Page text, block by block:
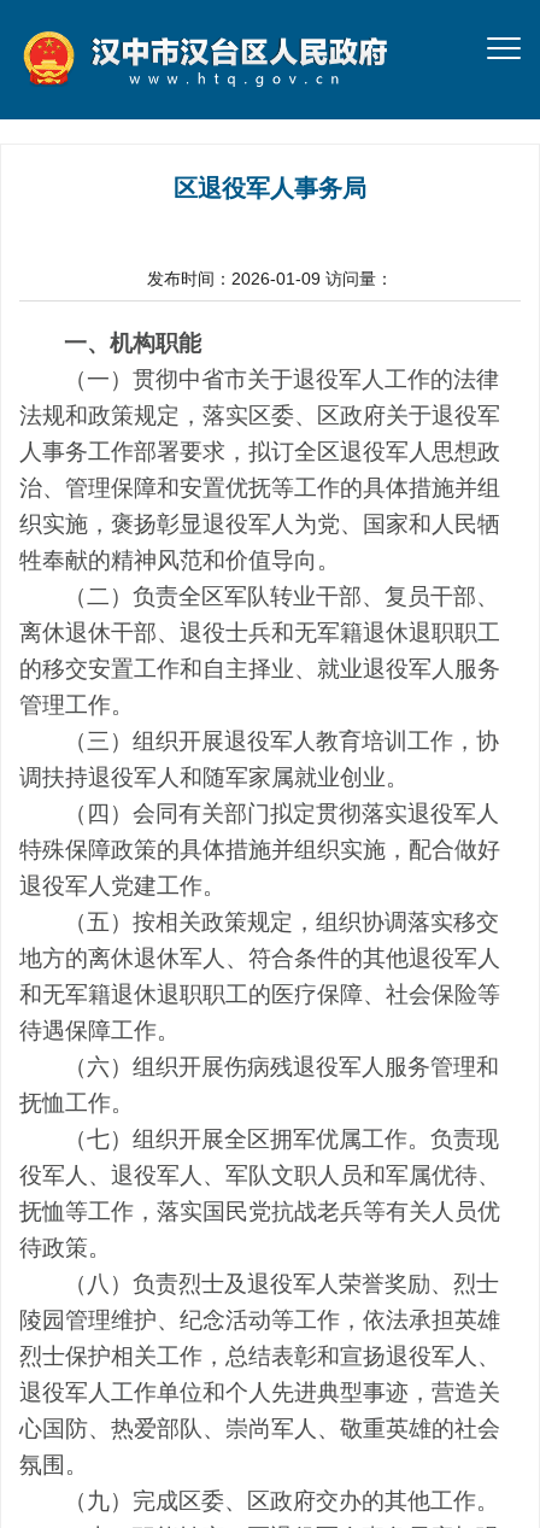
区退役军人事务局
发布时间：2026-01-09 访问量：
一、机构职能
（一）贯彻中省市关于退役军人工作的法律
法规和政策规定，落实区委、区政府关于退役军
人事务工作部署要求，拟订全区退役军人思想政
治、管理保障和安置优抚等工作的具体措施并组
织实施，褒扬彰显退役军人为党、国家和人民牺
牲奉献的精神风范和价值导向。
（二）负责全区军队转业干部、复员干部、
离休退休干部、退役士兵和无军籍退休退职职工
的移交安置工作和自主择业、就业退役军人服务
管理工作。
（三）组织开展退役军人教育培训工作，协
调扶持退役军人和随军家属就业创业。
（四）会同有关部门拟定贯彻落实退役军人
特殊保障政策的具体措施并组织实施，配合做好
退役军人党建工作。
（五）按相关政策规定，组织协调落实移交
地方的离休退休军人、符合条件的其他退役军人
和无军籍退休退职职工的医疗保障、社会保险等
待遇保障工作。
（六）组织开展伤病残退役军人服务管理和
抚恤工作。
（七）组织开展全区拥军优属工作。负责现
役军人、退役军人、军队文职人员和军属优待、
抚恤等工作，落实国民党抗战老兵等有关人员优
待政策。
（八）负责烈士及退役军人荣誉奖励、烈士
陵园管理维护、纪念活动等工作，依法承担英雄
烈士保护相关工作，总结表彰和宣扬退役军人、
退役军人工作单位和个人先进典型事迹，营造关
心国防、热爱部队、崇尚军人、敬重英雄的社会
氛围。
（九）完成区委、区政府交办的其他工作。